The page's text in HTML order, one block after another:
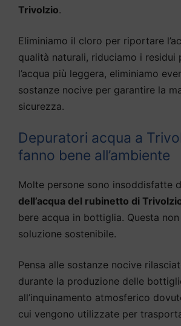
Trivolzio.
Eliminiamo il cloro per riportare
qualità naturali, riduciamo i residui
l’acqua più leggera, eliminiamo
sostanze nocive per garantire la
sicurezza.
Depuratori acqua a
fanno bene all’ambiente
Molte persone sono insoddisfatte
dell’acqua del rubinetto di
bere acqua in bottiglia. Questa
soluzione sostenibile.
Pensa alle sostanze nocive
durante la produzione delle
all’inquinamento atmosferico
cui vengono utilizzate per